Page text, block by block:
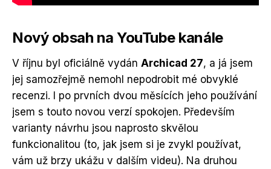
Nový obsah na YouTube kanále
V říjnu byl oficiálně vydán Archicad 27, a já jsem
jej samozřejmě nemohl nepodrobit mé obvyklé
recenzi. I po prvních dvou měsících jeho používání
jsem s touto novou verzí spokojen. Především
varianty návrhu jsou naprosto skvělou
funkcionalitou (to, jak jsem si je zvykl používat,
vám už brzy ukážu v dalším videu). Na druhou